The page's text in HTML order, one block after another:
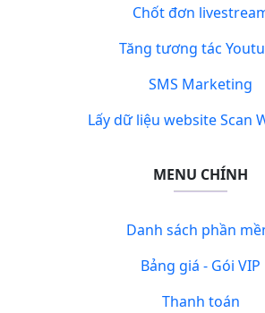
Chốt đơn
Tăng tương tác
SMS Marketing
Lấy dữ liệu website Scan
MENU CHÍNH
Danh sách phần
Bảng giá - Gói VIP
Thanh toán